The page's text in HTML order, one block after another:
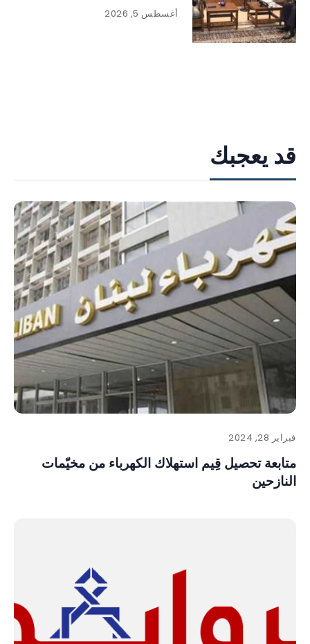
أغسطس 5, 2026
قد يعجبك
فبراير 28, 2024
متابعة تحصيل قِيم استهلاك الكهرباء من مخيّمات
النازحين